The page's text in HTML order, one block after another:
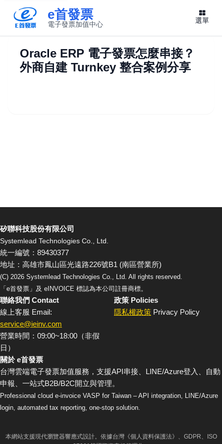
e首發票
電子發票加值中心 選單
Oracle ERP 電子發票怎麼串接？
外商自建 Turnkey 整合案例分享
矽聯科技股份有限公司
Systemlead Technologies Co., Ltd.
統一編號：89430377
地址：高雄市鳳山區光遠路226號B1 (南區營業所)
(C) 2026 Systemlead Technologies Co., Ltd. All rights reserved.
「e首發票」及 eINVOICE 標誌為本公司註冊商標。
聯絡我們 Contact
線上客服 Email:
service@ieinv.com
營業時間：09:00~18:00（非假
日）
政策 Policies
隱私權政策 Privacy Policy
關於 e首發票
台灣雲端電子發票加值服務，支援API串接、LINE/Azure登入、自動
申報、一站式B2B/B2C開立與管理。
Professional cloud e-invoice VASP for Taiwan – API integration, LINE/Azure
login, automated tax reporting, one-stop solution.
本網站支援現代瀏覽器響應式設計。依據台灣《個人資料保護法》、GDPR、ISO